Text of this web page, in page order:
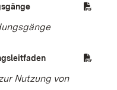
(Öffnet in neuem
(Öffnet in neuem
Nutzung von